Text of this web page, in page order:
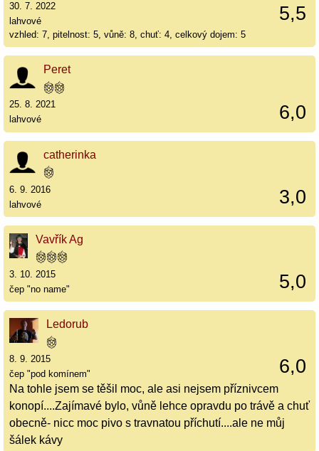
5,5
30. 7. 2022
lahvové
vzhled: 7, pitelnost: 5, vůně: 8, chuť: 4, celkový dojem: 5
Peret
6,0
25. 8. 2021
lahvové
catherinka
3,0
6. 9. 2016
lahvové
Vavřík Ag
5,0
3. 10. 2015
čep "no name"
Ledorub
6,0
8. 9. 2015
čep "pod komínem"
Na tohle jsem se těšil moc, ale asi nejsem příznivcem
konopí....Zajímavé bylo, vůně lehce opravdu po trávě a chuť
obecně- nicc moc pivo s travnatou příchutí....ale ne můj
šálek kávy